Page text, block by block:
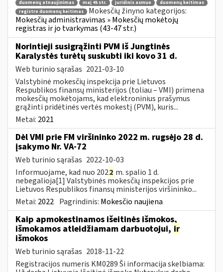
duomenų atnaujinimas
maį 45 str. juridinis asmuo
duomenų keitimas
registro duomenų keitimas
Mokesčių žinyno kategorijos:
Mokesčių administravimas » Mokesčių mokėtojų
registras ir jo tvarkymas (43-47 str.)
Norintieji susigrąžinti PVM iš Jungtinės
Karalystės turėtų suskubti iki kovo 31 d.
Web turinio sąrašas 2021-03-10
Valstybinė mokesčių inspekcija prie Lietuvos
Respublikos finansų ministerijos (toliau – VMI) primena
mokesčių mokėtojams, kad elektroninius prašymus
grąžinti pridėtinės vertės mokestį (PVM), kuris...
Metai: 2021
Dėl VMI prie FM viršininko 2022 m. rugsėjo 28 d.
įsakymo Nr. VA-72
Web turinio sąrašas 2022-10-03
Informuojame, kad nuo 2022 m. spalio 1 d.
nebegalioja[1] Valstybinės mokesčių inspekcijos prie
Lietuvos Respublikos finansų ministerijos viršininko...
Metai: 2022 Pagrindinis: Mokesčio naujiena
Kaip apmokestinamos išeitinės išmokos,
išmokamos atleidžiamam darbuotojui, ir
išmokos
Web turinio sąrašas 2018-11-22
Registracijos numeris KM0289 Ši informacija skelbiama: